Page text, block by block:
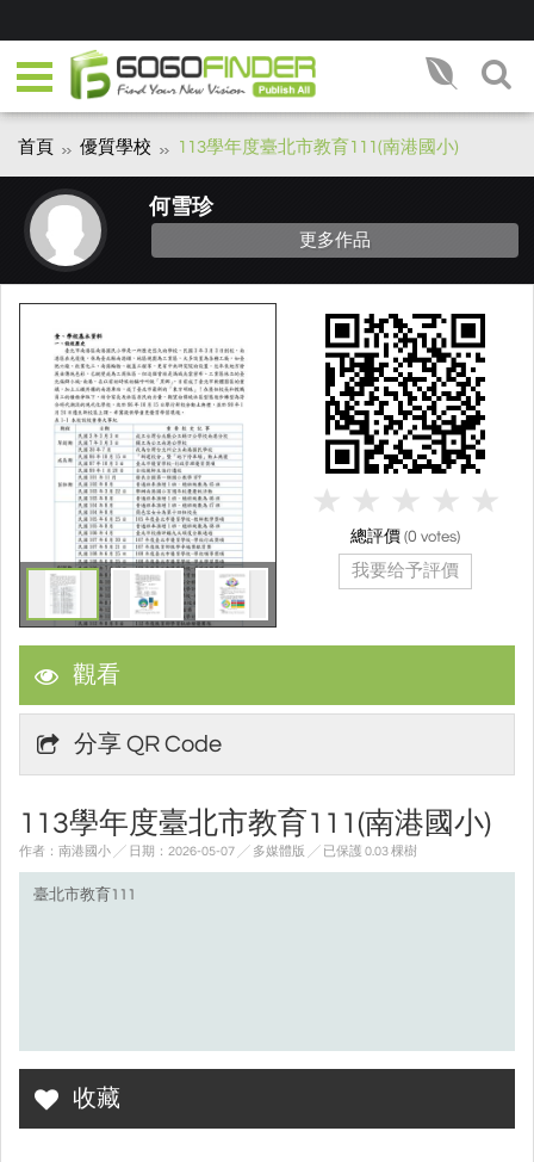
首頁 優質學校 113學年度臺北市教育111(南港國小)
何雪珍
更多作品
觀看
分享 QR Code
113學年度臺北市教育111(南港國小)
作者：南港國小 ╱ 日期：2026-05-07 ╱ 多媒體版 ╱ 已保護 0.03 棵樹
臺北市教育111
收藏
總評價(0 votes)
我要给予評價